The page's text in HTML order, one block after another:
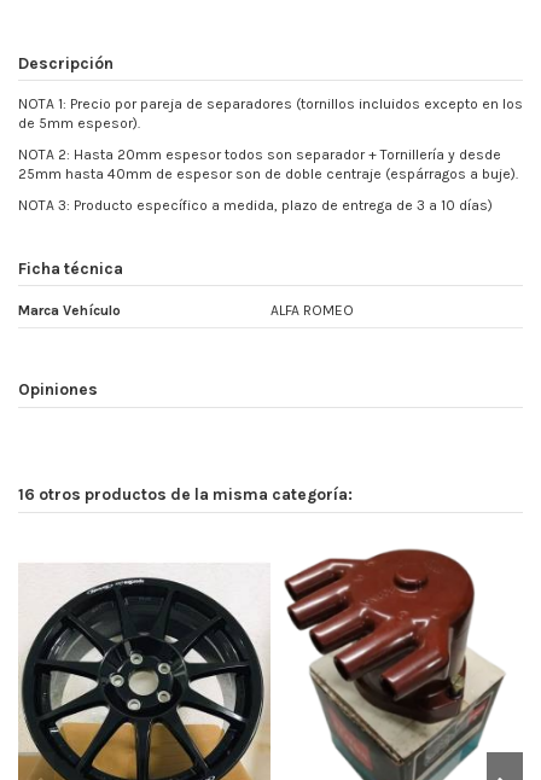
Descripción
NOTA 1: Precio por pareja de separadores (tornillos incluidos excepto en los
de 5mm espesor).
NOTA 2: Hasta 20mm espesor todos son separador + Tornillería y desde
25mm hasta 40mm de espesor son de doble centraje (espárragos a buje).
NOTA 3: Producto específico a medida, plazo de entrega de 3 a 10 días)
Ficha técnica
Marca Vehículo ALFA ROMEO
Opiniones
16 otros productos de la misma categoría: